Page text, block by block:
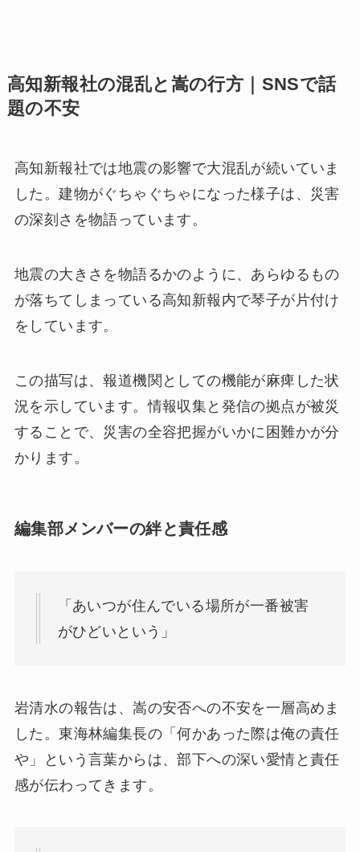
高知新報社の混乱と嵩の行方｜SNSで話
題の不安
高知新報社では地震の影響で大混乱が続いていま
した。建物がぐちゃぐちゃになった様子は、災害
の深刻さを物語っています。
地震の大きさを物語るかのように、あらゆるもの
が落ちてしまっている高知新報内で琴子が片付け
をしています。
この描写は、報道機関としての機能が麻痺した状
況を示しています。情報収集と発信の拠点が被災
することで、災害の全容把握がいかに困難かが分
かります。
編集部メンバーの絆と責任感
「あいつが住んでいる場所が一番被害
がひどいという」
岩清水の報告は、嵩の安否への不安を一層高めま
した。東海林編集長の「何かあった際は俺の責任
や」という言葉からは、部下への深い愛情と責任
感が伝わってきます。